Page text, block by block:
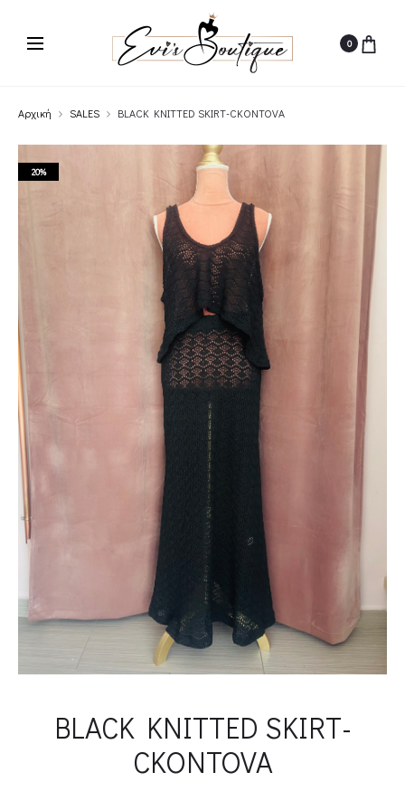
0
Αρχική SALES BLACK KNITTED SKIRT-CKONTOVA
20%
BLACK KNITTED SKIRT-
CKONTOVA